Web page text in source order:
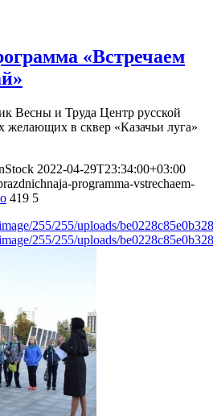
«Встречаем
Весны и Труда Центр русской
желающих в сквер «Казачьи луга»
2022-04-29T23:34:00+03:00
programma-vstrechaem-
419 5
255/255/uploads/
255/255/uploads/